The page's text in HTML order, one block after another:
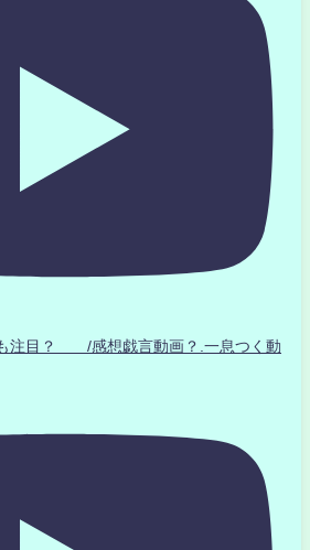
注目？ /感想戯言動画？.一息つく動